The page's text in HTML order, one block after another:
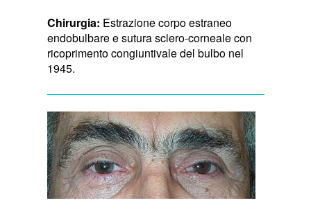
Chirurgia: Estrazione corpo estraneo
endobulbare e sutura sclero-corneale con
ricoprimento congiuntivale del bulbo nel
1945.